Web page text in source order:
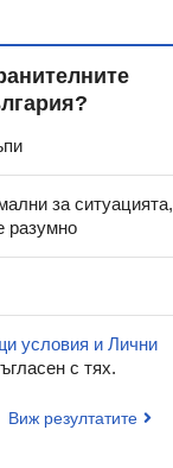
за ситуацията,
разумно
условия и Лични
с тях.
Виж резултатите